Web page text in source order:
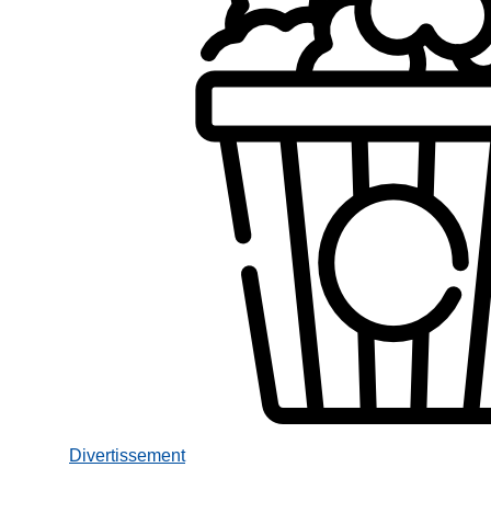
Divertissement